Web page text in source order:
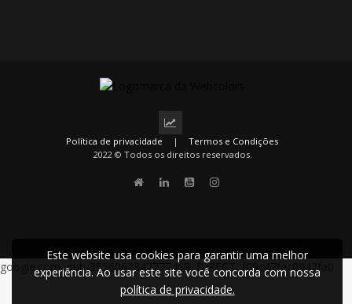
Política de privacidade |
Termos e Condições
2022 © Todos os direitos reservados.
Este website usa cookies para garantir uma melhor
experiência. Ao usar este site você concorda com nossa
política de privacidade.
google.com, pub-3556062347777468, DIRECT, f08c47fec0942fa0